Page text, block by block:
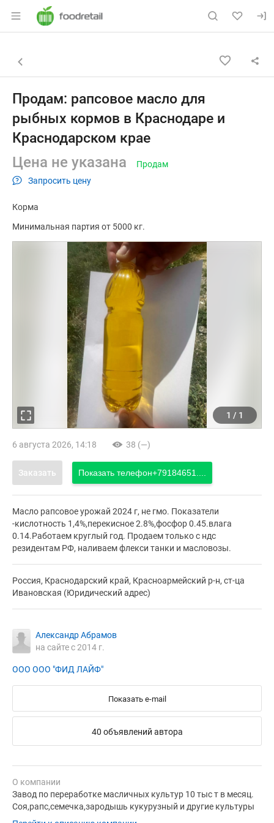
Раздел навигации по сайту
Объявление: Продам:
Навигация и управление объявлением
Назад к списку объявлений
Продам: рапсовое масло для
рыбных кормов в Краснодаре и
Краснодарском крае
Цена не указана
Запросить цену
Продам
Корма
Минимальная партия от 5000 кг.
1 / 1
6 августа 2026, 14:18 38 (—)
Заказать Показать телефон+79184651....
Масло рапсовое урожай 2024 г, не гмо. Показатели
-кислотность 1,4%,перекисное 2.8%,фосфор 0.45.влага
0.14.Работаем круглый год. Продаем только с ндс
резидентам РФ, наливаем флекси танки и масловозы.
Россия, Краснодарский край, Красноармейский р-н, ст-ца
Ивановская (Юридический адрес)
Александр Абрамов
на сайте с 2014 г.
ООО ООО "ФИД ЛАЙФ"
Показать e-mail
40 объявлений автора
О компании
Завод по переработке масличных культур 10 тыс т в месяц.
Соя,рапс,семечка,зародышь кукурузный и другие культуры